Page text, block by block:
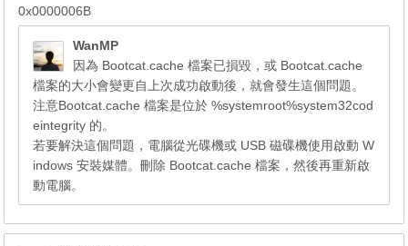
0x0000006B
WanMP
因為 Bootcat.cache 檔案已損毀，或 Bootcat.cache
檔案的大小會變更自上次成功啟動後，就會發生這個問題。
注意Bootcat.cache 檔案是位於 %systemroot%system32cod
eintegrity 的。
若要解決這個問題，電腦從光碟機或 USB 磁碟機使用啟動 W
indows 安裝媒體。刪除 Bootcat.cache 檔案，然後再重新啟
動電腦。